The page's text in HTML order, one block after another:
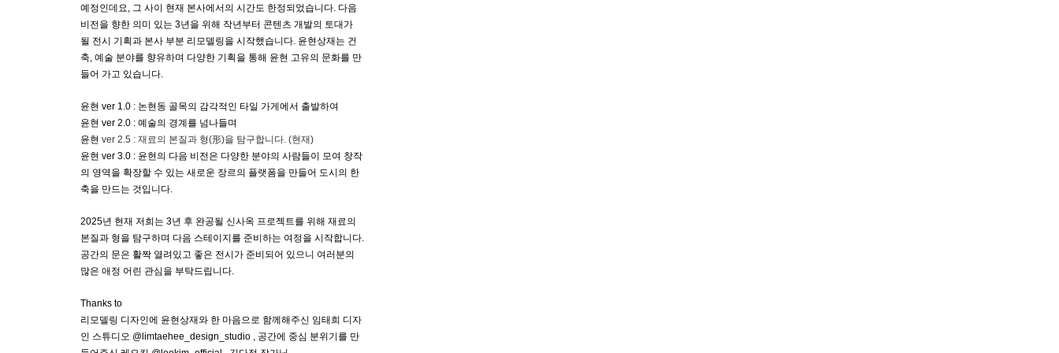
예정인데요, 그 사이 현재 본사에서의 시간도 한정되었습니다. 다음
비전을 향한 의미 있는 3년을 위해 작년부터 콘텐츠 개발의 토대가
될 전시 기획과 본사 부분 리모델링을 시작했습니다. 윤현상재는 건
축, 예술 분야를 향유하며 다양한 기획을 통해 윤현 고유의 문화를 만
들어 가고 있습니다.
윤현 ver 1.0 : 논현동 골목의 감각적인 타일 가게에서 출발하여
윤현 ver 2.0 : 예술의 경계를 넘나들며
윤현 ver 2.5 : 재료의 본질과 형(形)을 탐구합니다. (현재)
윤현 ver 3.0 : 윤현의 다음 비전은 다양한 분야의 사람들이 모여 창작
의 영역을 확장할 수 있는 새로운 장르의 플랫폼을 만들어 도시의 한
축을 만드는 것입니다.
2025년 현재 저희는 3년 후 완공될 신사옥 프로젝트를 위해 재료의
본질과 형을 탐구하며 다음 스테이지를 준비하는 여정을 시작합니다.
공간의 문은 활짝 열려있고 좋은 전시가 준비되어 있으니 여러분의
많은 애정 어린 관심을 부탁드립니다.
Thanks to
리모델링 디자인에 윤현상재와 한 마음으로 함께해주신 임태희 디자
인 스튜디오 @limtaehee_design_studio , 공간에 중심 분위기를 만